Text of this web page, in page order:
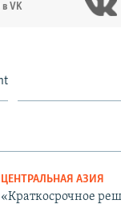
в VK
ЦЕНТРАЛЬНАЯ АЗИЯ
«Краткосрочное